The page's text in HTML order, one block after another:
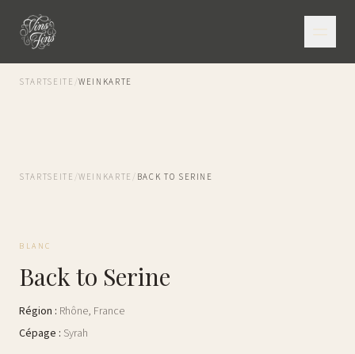
STARTSEITE /WEINKARTE
STARTSEITE /WEINKARTE/ BACK TO SERINE
BLANC
Back to Serine
Région : Rhône, France
Cépage : Syrah